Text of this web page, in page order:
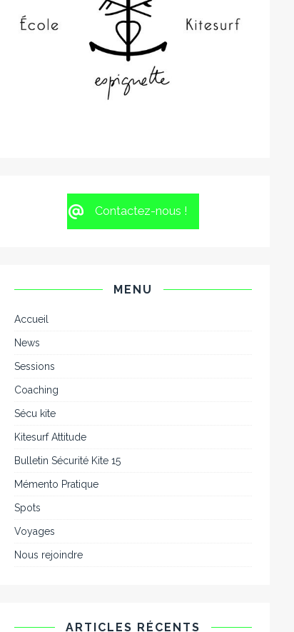
Contactez-nous !
MENU
Accueil
News
Sessions
Coaching
Sécu kite
Kitesurf Attitude
Bulletin Sécurité Kite 15
Mémento Pratique
Spots
Voyages
Nous rejoindre
ARTICLES RÉCENTS